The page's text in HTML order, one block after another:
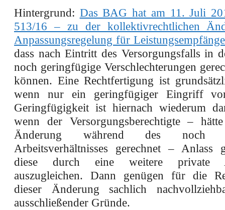
Hintergrund: Das BAG hat am 11. Juli
513/16 – zu der kollektivrechtlichen
Anpassungsregelung für
dass nach Eintritt des Versorgungsfalls in
noch geringfügige Verschlechterungen
können. Eine Rechtfertigung ist
wenn nur ein geringfügiger Eingriff
Geringfügigkeit ist hiernach wiederum
wenn der Versorgungsberechtigte –
Änderung während des noch
Arbeitsverhältnisses gerechnet – Anlass
diese durch eine weitere private
auszugleichen. Dann genügen für die
dieser Änderung sachlich
ausschließender Gründe.